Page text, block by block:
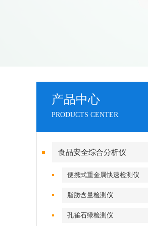
产品中心
PRODUCTS CENTER
食品安全综合分析仪
便携式重金属快速检测仪
脂肪含量检测仪
孔雀石绿检测仪